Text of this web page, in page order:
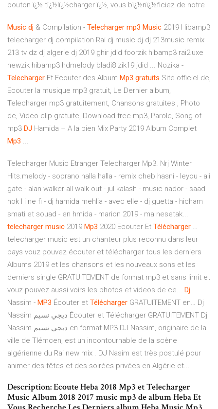
bouton ï¿½ tï¿½lï¿½charger ï¿½, vous bï¿½nï¿½ficiez de notre
Music dj & Compilation - Telecharger mp3 Music 2019 Hibamp3
telecharger dj compilation Rai dj music dj dj 213music remix
213 tv dz dj algerie dj 2019 ghir jdid foorzik hibamp3 rai2luxe
newzik hibamp3 hdmelody bladi8 zik19 jdid ... Nozika -
Telecharger Et Ecouter des Album Mp3 gratuits Site officiel de,
Ecouter la musique mp3 gratuit, Le Dernier album,
Telecharger mp3 gratuitement, Chansons gratuites , Photo
de, Video clip gratuite, Download free mp3, Parole, Song of
mp3 DJ Hamida – A la bien Mix Party 2019 Album Complet
Mp3 ...
Telecharger Music Etranger Telecharger Mp3. Nrj Winter
Hits.melody - soprano halla halla - remix cheb hasni - leyou - ali
gate - alan walker all walk out - jul kalash - music nador - saad
hok l i ne fi - dj hamida mehlia - avec elle - dj guetta - hicham
smati et souad - en hmida - marion 2019 - ma nesetak...
telecharger music 2019 Mp3 2020 Ecouter Et Télécharger …
telecharger music est un chanteur plus reconnu dans leur
pays vouz pouvez écouter et télécharger tous les derniers
Albums 2019 et les chansons et les nouveaux sons et les
derniers single GRATUITEMENT de format mp3 et sans limit et
vouz pouvez aussi voirs les photos et videos de ce... Dj
Nassim - MP3 Écouter et Télécharger GRATUITEMENT en… Dj
Nassim ديجي نسيم Écouter et Télécharger GRATUITEMENT Dj
Nassim ديجي نسيم en format MP3.DJ Nassim, originaire de la
ville de Tlémcen, est un incontournable de la scène
algérienne du Rai new mix . DJ Nasim est très postulé pour
animer des fêtes et des soirées privées en Algérie et...
Description: Ecoute Heba 2018 Mp3 et Telecharger
Music Album 2018 2017 music mp3 de album Heba Et